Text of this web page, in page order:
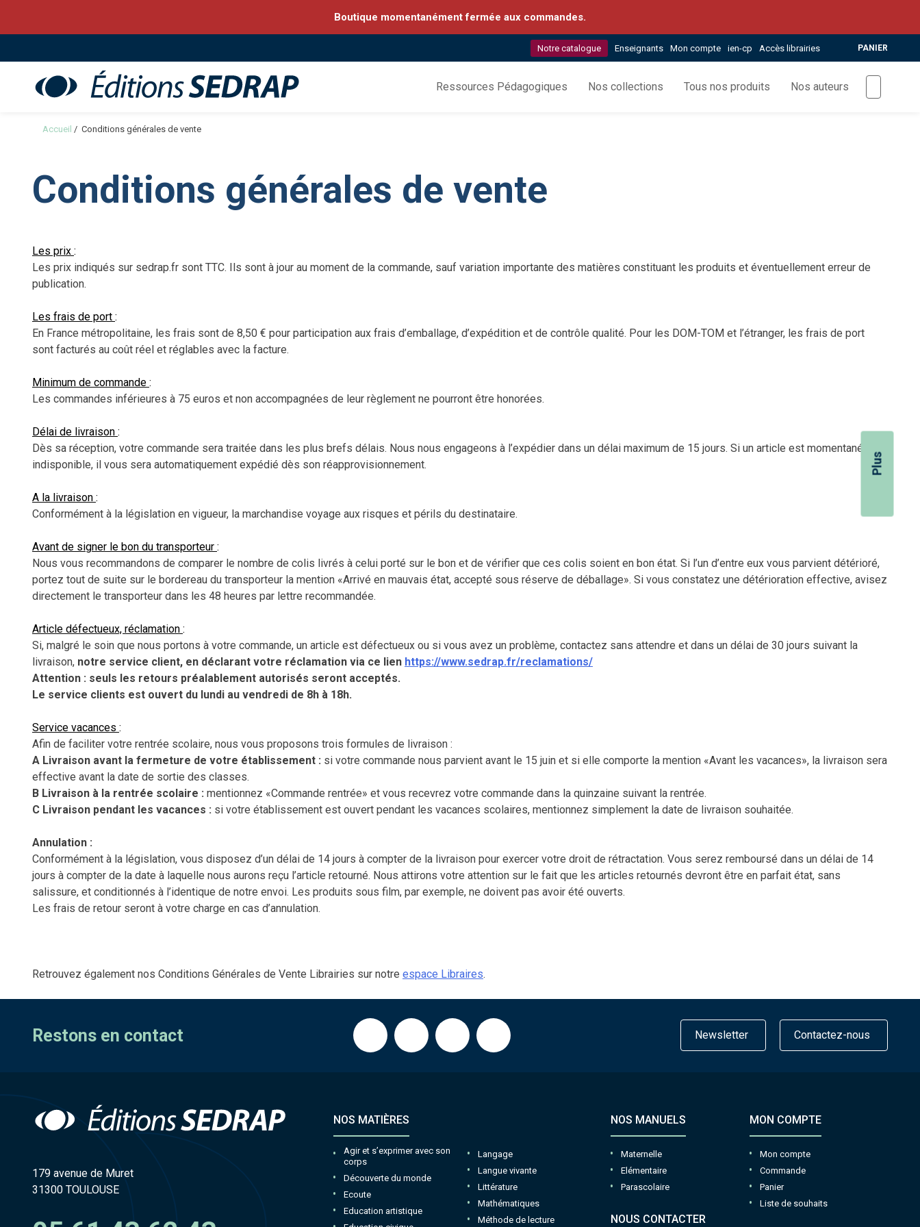
Boutique momentanément fermée aux commandes.
Notre catalogue Enseignants Mon compte ien-cp Accès librairies PANIER
Sedrap
Ressources Pédagogiques Nos collections Tous nos produits Nos auteurs
Accueil / Conditions générales de vente
Conditions générales de vente
Les prix :
Les prix indiqués sur sedrap.fr sont TTC. Ils sont à jour au moment de la commande, sauf variation importante des matières constituant les produits et éventuellement erreur de
publication.
Les frais de port :
En France métropolitaine, les frais sont de 8,50 € pour participation aux frais d’emballage, d’expédition et de contrôle qualité. Pour les DOM-TOM et l’étranger, les frais de port
sont facturés au coût réel et réglables avec la facture.
Minimum de commande :
Les commandes inférieures à 75 euros et non accompagnées de leur règlement ne pourront être honorées.
Délai de livraison :
Dès sa réception, votre commande sera traitée dans les plus brefs délais. Nous nous engageons à l’expédier dans un délai maximum de 15 jours. Si un article est momentanément
indisponible, il vous sera automatiquement expédié dès son réapprovisionnement.
A la livraison :
Conformément à la législation en vigueur, la marchandise voyage aux risques et périls du destinataire.
Avant de signer le bon du transporteur :
Nous vous recommandons de comparer le nombre de colis livrés à celui porté sur le bon et de vérifier que ces colis soient en bon état. Si l’un d’entre eux vous parvient détérioré,
portez tout de suite sur le bordereau du transporteur la mention «Arrivé en mauvais état, accepté sous réserve de déballage». Si vous constatez une détérioration effective, avisez
directement le transporteur dans les 48 heures par lettre recommandée.
Article défectueux, réclamation :
Si, malgré le soin que nous portons à votre commande, un article est défectueux ou si vous avez un problème, contactez sans attendre et dans un délai de 30 jours suivant la
livraison, notre service client, en déclarant votre réclamation via ce lien https://www.sedrap.fr/reclamations/
Attention : seuls les retours préalablement autorisés seront acceptés.
Le service clients est ouvert du lundi au vendredi de 8h à 18h.
Service vacances :
Afin de faciliter votre rentrée scolaire, nous vous proposons trois formules de livraison :
A Livraison avant la fermeture de votre établissement : si votre commande nous parvient avant le 15 juin et si elle comporte la mention «Avant les vacances», la livraison sera
effective avant la date de sortie des classes.
B Livraison à la rentrée scolaire : mentionnez «Commande rentrée» et vous recevrez votre commande dans la quinzaine suivant la rentrée.
C Livraison pendant les vacances : si votre établissement est ouvert pendant les vacances scolaires, mentionnez simplement la date de livraison souhaitée.
Annulation :
Conformément à la législation, vous disposez d’un délai de 14 jours à compter de la livraison pour exercer votre droit de rétractation. Vous serez remboursé dans un délai de 14
jours à compter de la date à laquelle nous aurons reçu l’article retourné. Nous attirons votre attention sur le fait que les articles retournés devront être en parfait état, sans
salissure, et conditionnés à l’identique de notre envoi. Les produits sous film, par exemple, ne doivent pas avoir été ouverts.
Les frais de retour seront à votre charge en cas d’annulation.
Retrouvez également nos Conditions Générales de Vente Librairies sur notre espace Libraires.
Restons en contact Newsletter Contactez-nous
179 avenue de Muret
31300 TOULOUSE
NOS MATIÈRES
Agir et s’exprimer avec son
corps
Découverte du monde
Ecoute
Education artistique
Langage
Langue vivante
Littérature
Mathématiques
Méthode de lecture
NOS MANUELS
Maternelle
Elémentaire
Parascolaire
NOUS CONTACTER
MON COMPTE
Mon compte
Commande
Panier
Liste de souhaits
Plus